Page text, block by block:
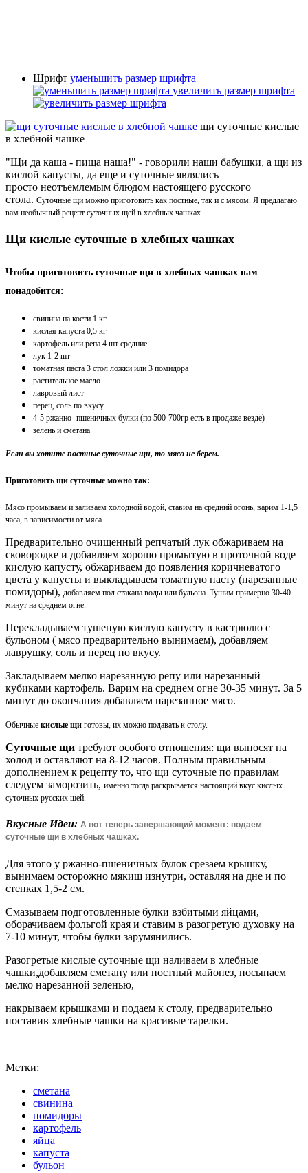
Шрифт уменьшить размер шрифта
увеличить размер шрифта
щи суточные кислые
в хлебной чашке
"Щи да каша - пища наша!" - говорили наши бабушки, а щи из
кислой капусты, да еще и суточные являлись
просто неотъемлемым блюдом настоящего русского
стола. Суточные щи можно приготовить как постные, так и с мясом. Я предлагаю
вам необычный рецепт суточных щей в хлебных чашках.
Щи кислые суточные в хлебных чашках
Чтобы приготовить суточные щи в хлебных чашках нам
понадобится:
свинина на кости 1 кг
кислая капуста 0,5 кг
картофель или репа 4 шт средние
лук 1-2 шт
томатная паста 3 стол ложки или 3 помидора
растительное масло
лавровый лист
перец, соль по вкусу
4-5 ржанно- пшеничных булки (по 500-700гр есть в продаже везде)
зелень и сметана
Если вы хотите постные суточные щи, то мясо не берем.
Приготовить щи суточные можно так:
Мясо промываем и заливаем холодной водой, ставим на средний огонь, варим 1-1,5
часа, в зависимости от мяса.
Предварительно очищенный репчатый лук обжариваем на
сковородке и добавляем хорошо промытую в проточной воде
кислую капусту, обжариваем до появления коричневатого
цвета у капусты и выкладываем томатную пасту (нарезанные
помидоры), добавляем пол стакана воды или бульона. Тушим примерно 30-40
минут на среднем огне.
Перекладываем тушеную кислую капусту в кастрюлю с
бульоном ( мясо предварительно вынимаем), добавляем
лаврушку, соль и перец по вкусу.
Закладываем мелко нарезанную репу или нарезанный
кубиками картофель. Варим на среднем огне 30-35 минут. За 5
минут до окончания добавляем нарезанное мясо.
Обычные кислые щи готовы, их можно подавать к столу.
Суточные щи требуют особого отношения: щи выносят на
холод и оставляют на 8-12 часов. Полным правильным
дополнением к рецепту то, что щи суточные по правилам
следуем заморозить, именно тогда раскрывается настоящий вкус кислых
суточных русских щей.
Вкусные Идеи: А вот теперь завершающий момент: подаем
суточные щи в хлебных чашках.
Для этого у ржанно-пшеничных булок срезаем крышку,
вынимаем осторожно мякиш изнутри, оставляя на дне и по
стенках 1,5-2 см.
Смазываем подготовленные булки взбитыми яйцами,
оборачиваем фольгой края и ставим в разогретую духовку на
7-10 минут, чтобы булки зарумянились.
Разогретые кислые суточные щи наливаем в хлебные
чашки,добавляем сметану или постный майонез, посыпаем
мелко нарезанной зеленью,
накрываем крышками и подаем к столу, предварительно
поставив хлебные чашки на красивые тарелки.
Метки:
сметана
свинина
помидоры
картофель
яйца
капуста
бульон